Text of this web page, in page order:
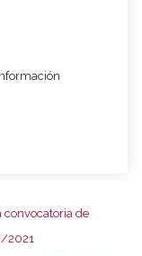
convocatoria de
2021